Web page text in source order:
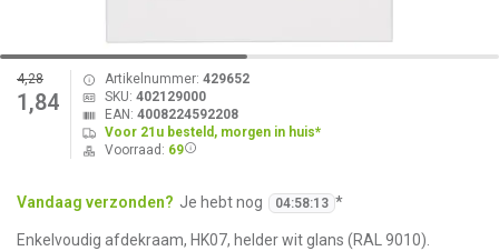
4,28
1,84
Artikelnummer: 429652
SKU: 402129000
EAN: 4008224592208
Voor 21u besteld, morgen in huis*
Voorraad: 69
Vandaag verzonden? Je hebt nog 04:58:13 *
Enkelvoudig afdekraam, HK07, helder wit glans (RAL 9010).